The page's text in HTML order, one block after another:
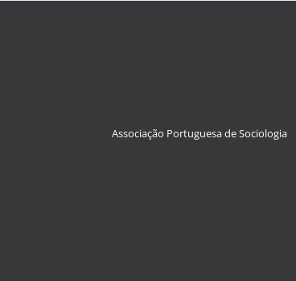
Associação Portuguesa de Sociologia